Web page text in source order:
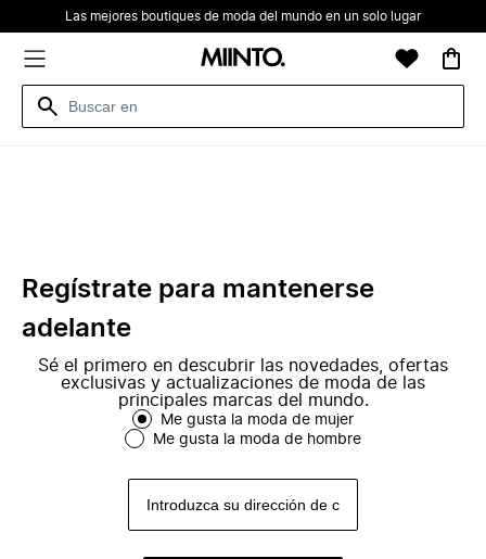
Las mejores boutiques de moda del mundo en un solo lugar
Regístrate para mantenerse
adelante
Sé el primero en descubrir las novedades, ofertas
exclusivas y actualizaciones de moda de las
principales marcas del mundo.
Me gusta la moda de mujer
Me gusta la moda de hombre